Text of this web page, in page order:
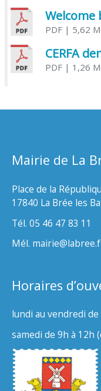
Welcome
PDF| 5,62
PDF| 1,26
Mairie de La
Place de la
17840 La Brée les
Tél. 05 46 47 83 11
Mél.
Horaires
lundi au vendredi
samedi de 9h à 12h